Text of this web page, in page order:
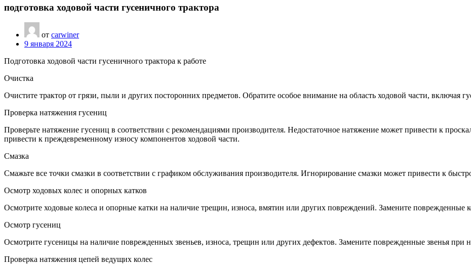
подготовка ходовой части гусеничного трактора
от carwiner
9 января 2024
Подготовка ходовой части гусеничного трактора к работе
Очистка
Очистите трактор от грязи, пыли и других посторонних предметов. Обратите особое внимание на область ходовой части, включая
Проверка натяжения гусениц
Проверьте натяжение гусениц в соответствии с рекомендациями производителя. Недостаточное натяжение может привести к
привести к преждевременному износу компонентов ходовой части.
Смазка
Смажьте все точки смазки в соответствии с графиком обслуживания производителя. Игнорирование смазки может привести к
Осмотр ходовых колес и опорных катков
Осмотрите ходовые колеса и опорные катки на наличие трещин, износа, вмятин или других повреждений. Замените поврежденные
Осмотр гусениц
Осмотрите гусеницы на наличие поврежденных звеньев, износа, трещин или других дефектов. Замените поврежденные звенья при
Проверка натяжения цепей ведущих колес